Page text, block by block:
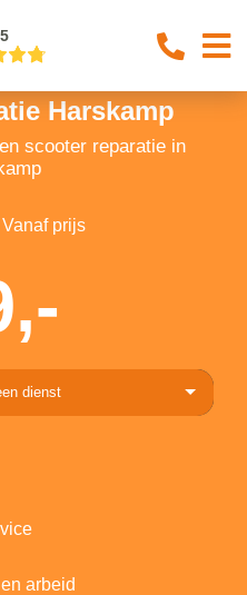
Harskamp
scooter reparatie in
Vanaf prijs
dienst
arbeid